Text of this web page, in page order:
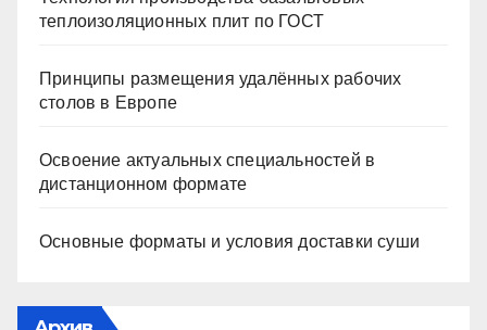
теплоизоляционных плит по ГОСТ
Принципы размещения удалённых рабочих
столов в Европе
Освоение актуальных специальностей в
дистанционном формате
Основные форматы и условия доставки суши